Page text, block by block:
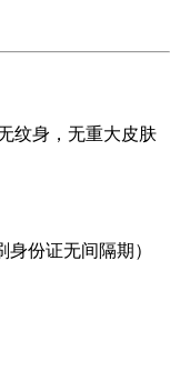
纹身，无重大皮肤
份证无间隔期）